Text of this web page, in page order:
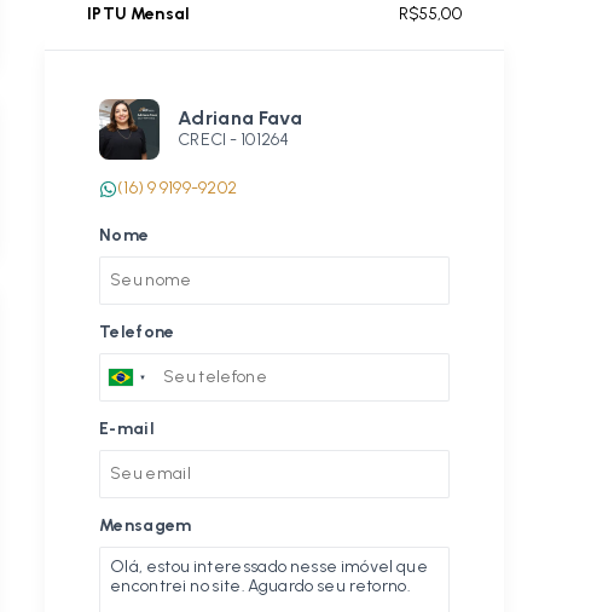
IPTU Mensal R$55,00
Adriana Fava
CRECI - 101264
(16) 9 9199-9202
Nome
Telefone
E-mail
Mensagem